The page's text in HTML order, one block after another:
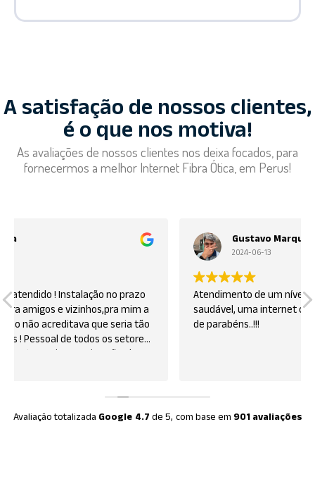
A satisfação de nossos clientes,
é o que nos motiva!
As avaliações de nossos clientes nos deixa focados, para
fornecermos a melhor Internet Fibra Ótica, em Perus!
Gustavo Marques
Atendimento de um nível extremamente agradável e
saudável, uma internet com otimas experiencias estão
de parabéns..!!!
Avaliação totalizada Google 4.7de 5, com base em 901 avaliações